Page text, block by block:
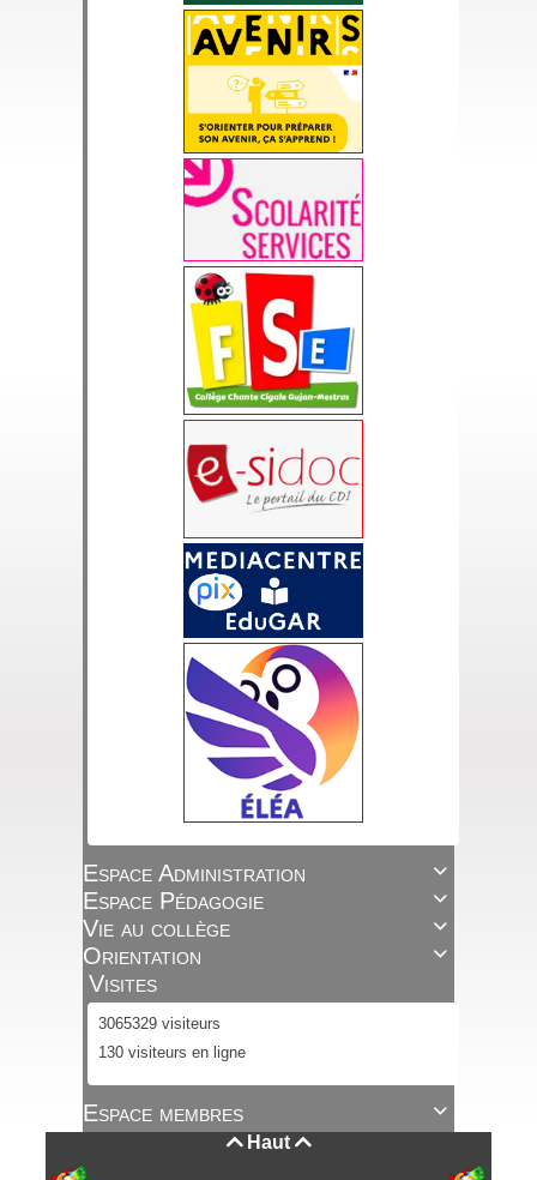

Espace Administration

Espace Pédagogie

Vie au collège

Orientation
Visites
3065329 visiteurs
130 visiteurs en ligne

Espace membres
Haut 